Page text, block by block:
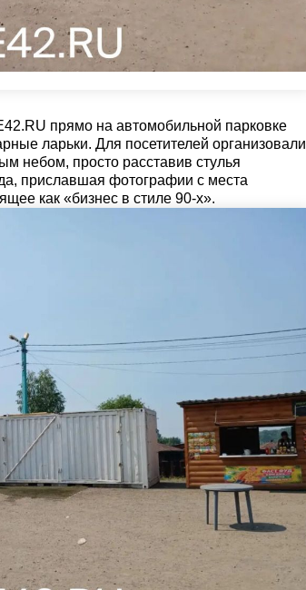
прямо на автомобильной парковке
ларьки. Для посетителей организовали
небом, просто расставив стулья
приславшая фотографии с места
как «бизнес в стиле 90-х».